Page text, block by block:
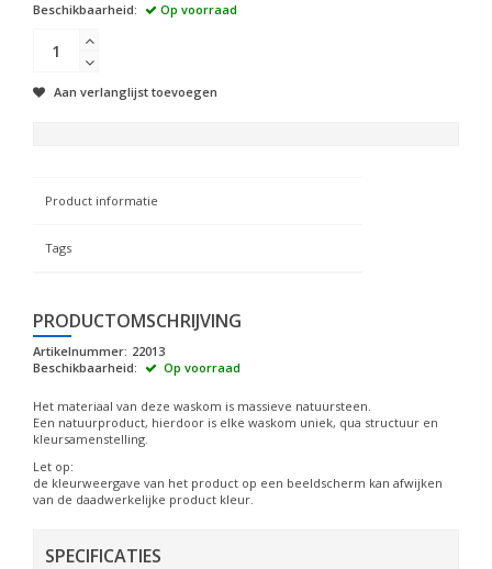
Beschikbaarheid:
Op voorraad
Aan verlanglijst toevoegen
Product informatie
Tags
PRODUCTOMSCHRIJVING
Artikelnummer: 22013
Beschikbaarheid:
Op voorraad
Het materiaal van deze waskom is massieve natuursteen.
Een natuurproduct, hierdoor is elke waskom uniek, qua structuur en
kleursamenstelling.
Let op:
de kleurweergave van het product op een beeldscherm kan afwijken
van de daadwerkelijke product kleur.
SPECIFICATIES